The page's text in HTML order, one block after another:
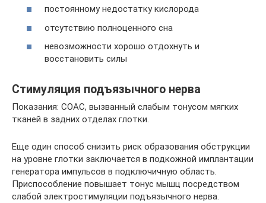
постоянному недостатку кислорода
отсутствию полноценного сна
невозможности хорошо отдохнуть и
восстановить силы
Стимуляция подъязычного нерва
Показания: СОАС, вызванный слабым тонусом мягких
тканей в задних отделах глотки.
Еще один способ снизить риск образования обструкции
на уровне глотки заключается в подкожной имплантации
генератора импульсов в подключичную область.
Приспособление повышает тонус мышц посредством
слабой электростимуляции подъязычного нерва.